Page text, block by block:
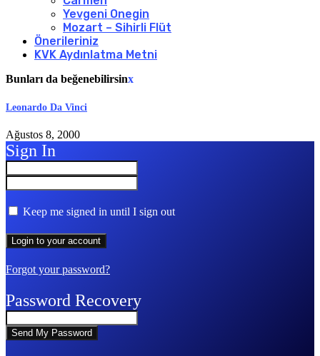
Yevgeni Onegin
Mozart – Sihirli Flüt
Önerileriniz
KVK Aydınlatma Metni
Bunları da beğenebilirsinx
Leonardo Da Vinci
Ağustos 8, 2000
Sign In
Keep me signed in until I sign out
Forgot your password?
Password Recovery